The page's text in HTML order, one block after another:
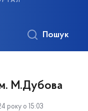
Пошук
М.Дубова
року о 15:03